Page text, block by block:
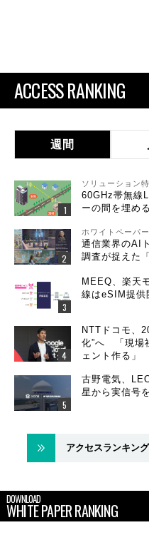
ACCESS RANKING
週間
ソリューション
60GHz帯無線
ーの間を埋め
ホワイトペーパー
通信業界のAI
調査が捉えた
MEEQ、楽天
線はeSIM提供
NTTドコモ、
化”へ 「現場
ェント作る」
古野電気、
星から実信号
アクセスランキン
DOWNLOAD
WHITE PAPER RANKING